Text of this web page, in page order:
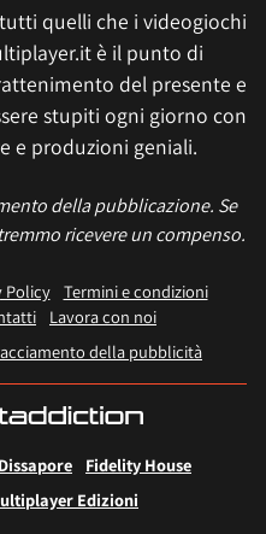
quelli che i videogiochi
è il punto di
del presente e
stupiti ogni giorno con
e produzioni geniali.
della pubblicazione. Se
ricevere un compenso.
Policy
Termini e condizioni
Lavora con noi
della pubblicità
Dissapore
Fidelity House
Edizioni